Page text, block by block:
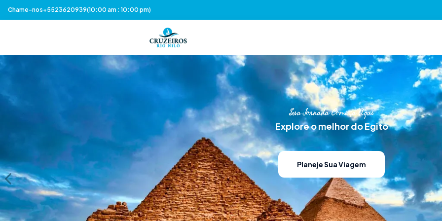
Chame-nos+5523620939(10:00 am : 10:00 pm)
Sua Jornada Começa Aqui
Explore o melhor do Egito
Planeje Sua Viagem
Previous slide